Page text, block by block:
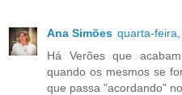
Ana Simões quarta-
Há Verões que
quando os mesmos se
que passa "acordando"